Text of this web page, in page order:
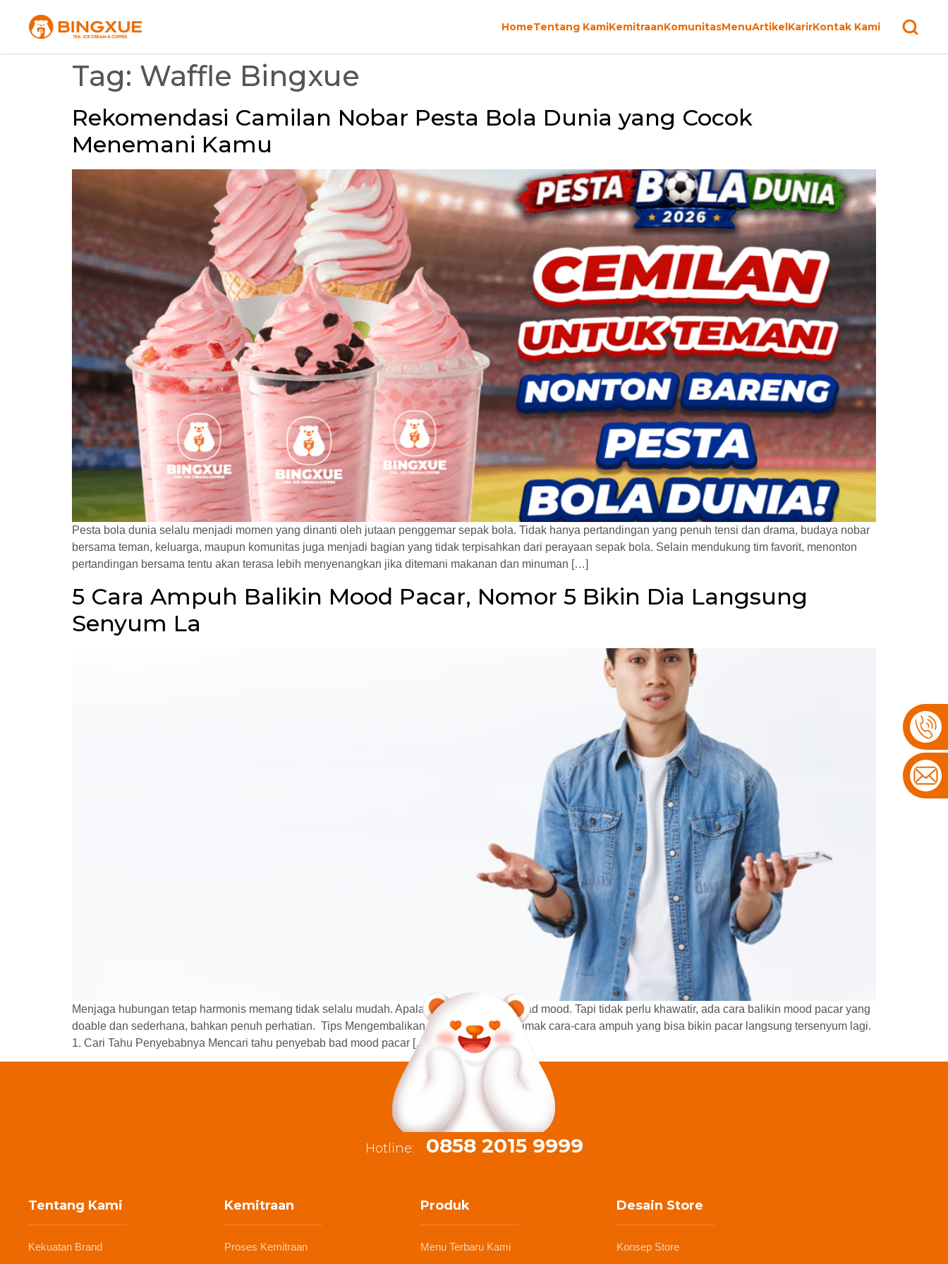
HomeTentang KamiKemitraanKomunitasMenuArtikelKarirKontak Kami
Tag: Waffle Bingxue
Rekomendasi Camilan Nobar Pesta Bola Dunia yang Cocok
Menemani Kamu
Pesta bola dunia selalu menjadi momen yang dinanti oleh jutaan penggemar sepak bola. Tidak hanya pertandingan yang penuh tensi dan drama, budaya nobar
bersama teman, keluarga, maupun komunitas juga menjadi bagian yang tidak terpisahkan dari perayaan sepak bola. Selain mendukung tim favorit, menonton
pertandingan bersama tentu akan terasa lebih menyenangkan jika ditemani makanan dan minuman […]
5 Cara Ampuh Balikin Mood Pacar, Nomor 5 Bikin Dia Langsung
Senyum La
Menjaga hubungan tetap harmonis memang tidak selalu mudah. Apalagi kalau pacar lagi bad mood. Tapi tidak perlu khawatir, ada cara balikin mood pacar yang
doable dan sederhana, bahkan penuh perhatian. Tips Mengembalikan Mood Pacar Yuk, simak cara-cara ampuh yang bisa bikin pacar langsung tersenyum lagi.
1. Cari Tahu Penyebabnya Mencari tahu penyebab bad mood pacar […]
Hotline: 0858 2015 9999
Tentang Kami
Kekuatan Brand
Kemitraan
Proses Kemitraan
Produk
Menu Terbaru Kami
Desain Store
Konsep Store